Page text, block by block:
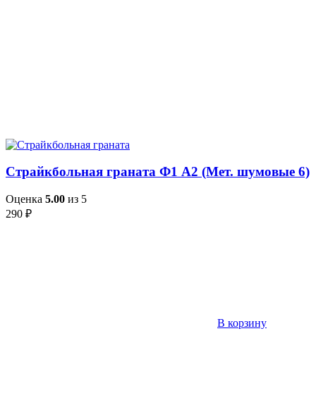
Страйкбольная граната Ф1 А2 (Мет. шумовые 6)
Оценка 5.00 из 5
290 ₽
В корзину